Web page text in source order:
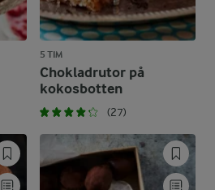
5 TIM
Chokladrutor på
kokosbotten
(27)